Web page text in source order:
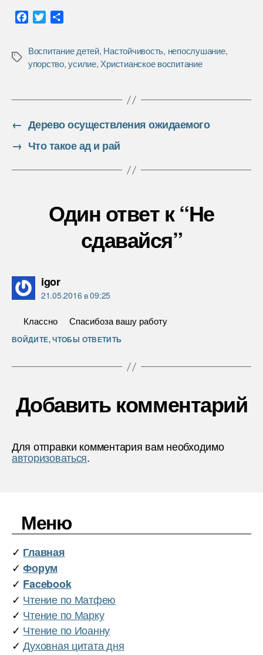
e
b
t
t
р
а
ь
Метки
Воспитание детей, Настойчивость, непослушание,
упорство,усилие, Христианское воспитание
← Дерево осуществления ожидаемого
→ Что такое ад и рай
Один ответ к “Не
сдавайся”
igorпишет:
21.05.2016 в 09:25
Классно Спасибоза вашу работу
ВОЙДИТЕ, ЧТОБЫ ОТВЕТИТЬ
Добавить комментарий
Для отправки комментария вам необходимо
авторизоваться.
Меню
✓ Главная
✓Форум
✓ Facebook
✓ Чтение по Матфею
✓ Чтение по Марку
✓ Чтение по Иоанну
✓Духовная цитата дня